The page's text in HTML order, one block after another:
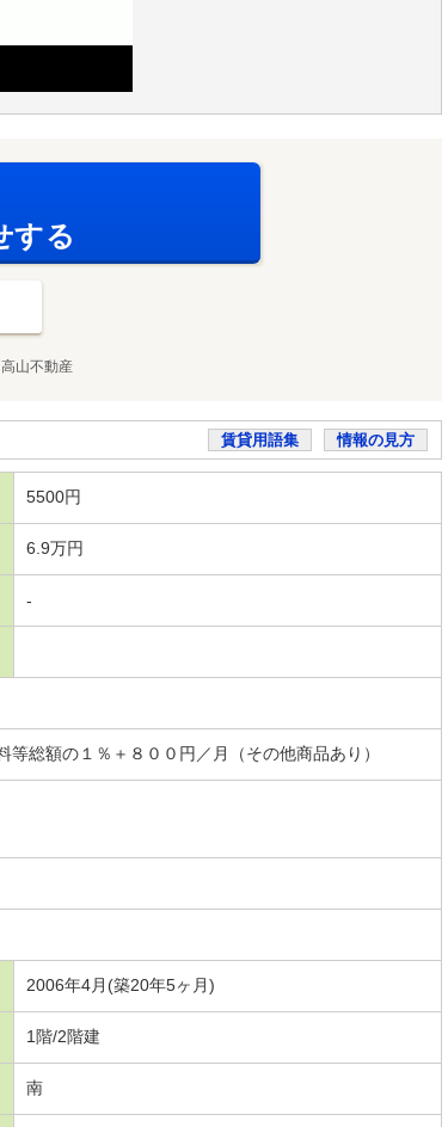
する
山不動産
賃貸用語集 情報の見方
5500円
6.9万円
-
総額の１％＋８００円／月（その他商品あり）
2006年4月(築20年5ヶ月)
1階/2階建
南